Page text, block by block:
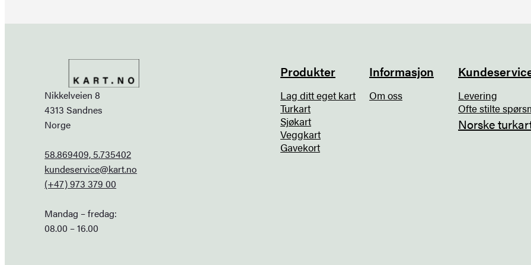
Nikkelveien 8
4313 Sandnes
Norge
58.869409, 5.735402
kundeservice@kart.no
(+47) 973 379 00
Mandag – fredag:
08.00 – 16.00
Produkter
Lag ditt eget kart
Turkart
Sjøkart
Veggkart
Gavekort
Informasjon
Om oss
Levering
Ofte stilte
Norske